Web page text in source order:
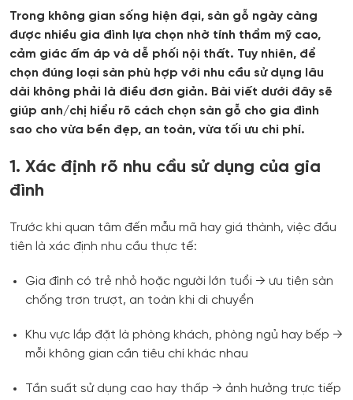
Trong không gian sống hiện đại, sàn gỗ ngày càng
được nhiều gia đình lựa chọn nhờ tính thẩm mỹ cao,
cảm giác ấm áp và dễ phối nội thất. Tuy nhiên, để
chọn đúng loại sàn phù hợp với nhu cầu sử dụng lâu
dài không phải là điều đơn giản. Bài viết dưới đây sẽ
giúp anh/chị hiểu rõ cách chọn sàn gỗ cho gia đình
sao cho vừa bền đẹp, an toàn, vừa tối ưu chi phí.
1. Xác định rõ nhu cầu sử dụng của gia
đình
Trước khi quan tâm đến mẫu mã hay giá thành, việc đầu
tiên là xác định nhu cầu thực tế:
Gia đình có trẻ nhỏ hoặc người lớn tuổi → ưu tiên sàn
chống trơn trượt, an toàn khi di chuyển
Khu vực lắp đặt là phòng khách, phòng ngủ hay bếp →
mỗi không gian cần tiêu chí khác nhau
Tần suất sử dụng cao hay thấp → ảnh hưởng trực tiếp